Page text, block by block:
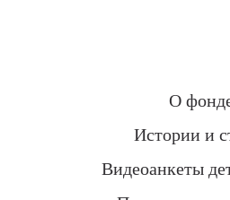
О
Истории и
Видеоанкеты